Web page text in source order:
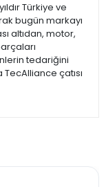
Türkiye ve
bugün markayı
altıdan, motor,
tedariğini
TecAlliance çatısı